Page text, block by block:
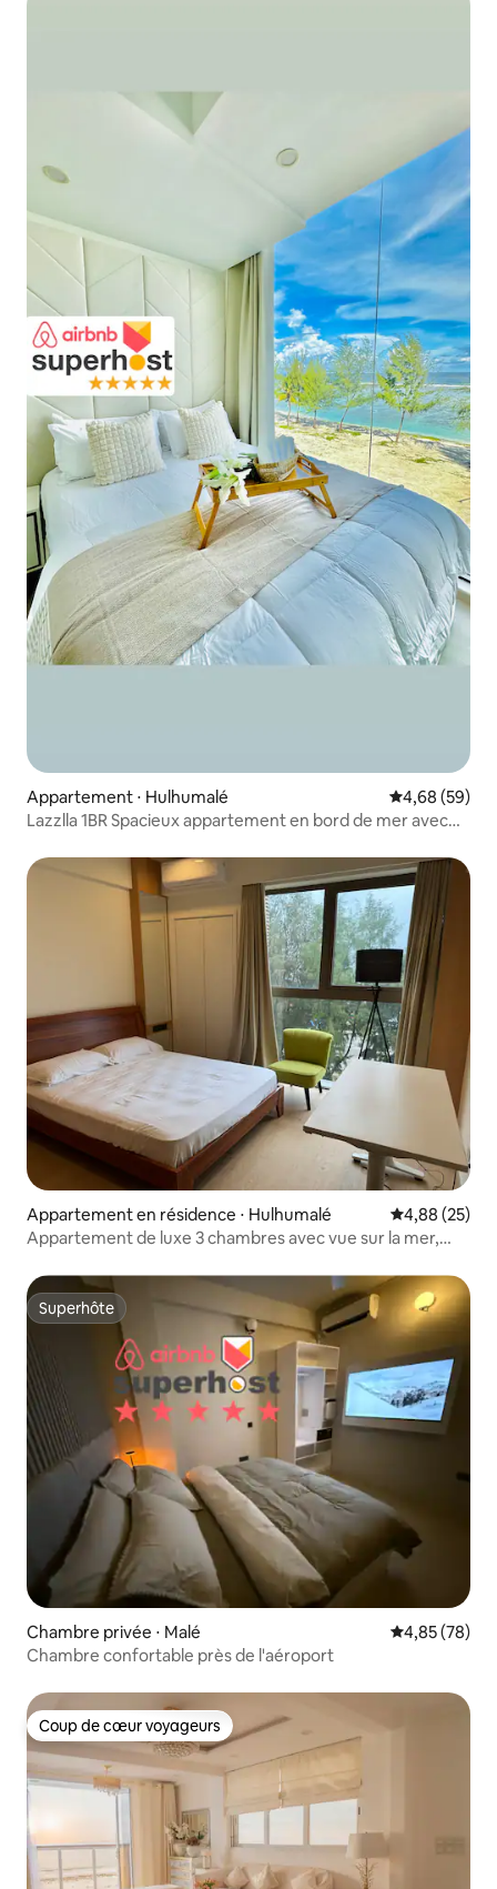
Appartement ⋅ Hulhumalé Évaluation
4,68 (59)
Lazzlla 1BR Spacieux appartement en bord de mer avec
Appartement en résidence ⋅ Hulhumalé Évaluation
4,88 (25)
Appartement de luxe 3 chambres avec vue sur la mer,
Superhôte
Superhôte
Chambre privée ⋅ Malé Évaluation
4,85 (78)
Chambre confortable près de l'aéroport
Coup de cœur voyageurs
Coup de cœur voyageurs